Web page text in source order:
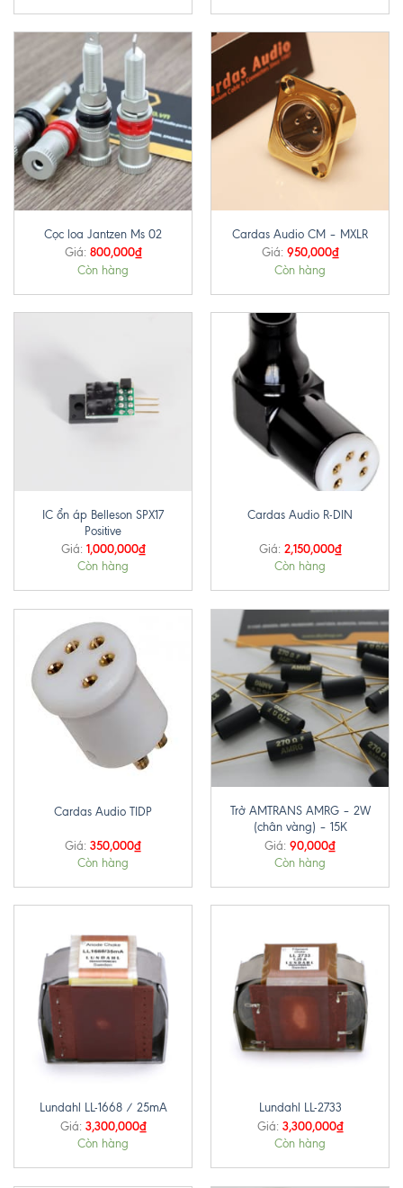
Cọc loa Jantzen Ms 02
Giá: 800,000₫
Còn hàng
Cardas Audio CM – MXLR
Giá: 950,000₫
Còn hàng
IC ổn áp Belleson SPX17
Positive
Giá: 1,000,000₫
Còn hàng
Cardas Audio R-DIN
Giá: 2,150,000₫
Còn hàng
Cardas Audio TIDP
Giá: 350,000₫
Còn hàng
Trở AMTRANS AMRG – 2W
(chân vàng) – 15K
Giá: 90,000₫
Còn hàng
Lundahl LL-1668 / 25mA
Giá: 3,300,000₫
Còn hàng
Lundahl LL-2733
Giá: 3,300,000₫
Còn hàng